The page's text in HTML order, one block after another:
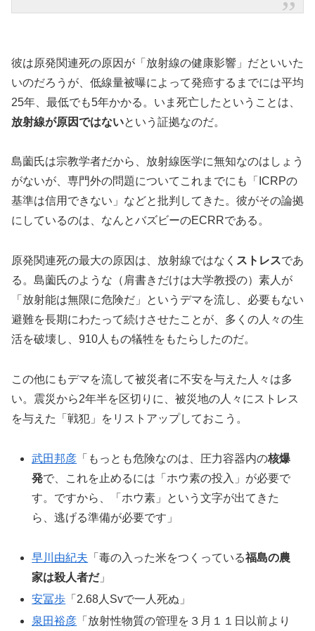
彼は原発関連死の原因が「放射線の健康影響」だといいた
いのだろうが、低線量被曝によって発癌するまでには平均
25年、最低でも5年かかる。いま死亡したということは、
放射線が原因ではないという証拠なのだ。
島薗氏は宗教学者だから、放射線医学に無知なのはしょう
がないが、専門外の問題についてこれまでにも「ICRPの
基準は信用できない」などと批判してきた。彼がその論拠
にしているのは、なんとバズビーのECRRである。
原発関連死の最大の原因は、放射線ではなく ストレスであ
る。島薗氏のような（肩書きだけは大学教授の）素人が
「放射能は無限に危険だ」というデマを流し、必要もない
避難を長期にわたって続けさせたことが、多くの人々の生
活を破壊し、910人もの犠牲をもたらしたのだ。
この他にもデマを流して被災者に不安を与えた人々は多
い。震災から2年半を区切りに、被災地の人々にストレス
を与えた「戦犯」をリストアップしておこう。
武田邦彦 「もっとも危険なのは、圧力容器内の核爆
発で、これを止めるには「ホウ素の投入」が必要で
す。ですから、「ホウ素」という文字が出てきた
ら、逃げる準備が必要です」
早川由紀夫 「毒の入った米をつくっている福島の農
家は殺人者だ」
安冨歩 「2.68人Svで一人死ぬ」
泉田裕彦 「放射性物質の管理を３月１１日以前より